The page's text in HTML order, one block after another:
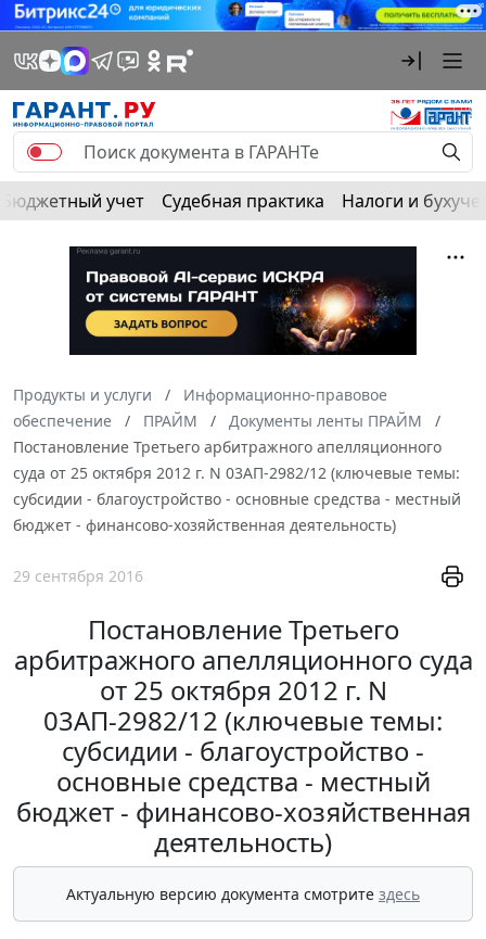
Бюджетный учет Судебная практика Налоги и
Продукты и услуги
Информационно-правовое
обеспечение
ПРАЙМ
Документы ленты ПРАЙМ
Постановление Третьего арбитражного апелляционного
суда от 25 октября 2012 г. N 03АП-2982/12 (ключевые темы:
субсидии - благоустройство - основные средства - местный
бюджет - финансово-хозяйственная деятельность)
29 сентября 2016
Постановление Третьего
арбитражного апелляционного суда
от 25 октября 2012 г. N
03АП-2982/12 (ключевые темы:
субсидии - благоустройство -
основные средства - местный
бюджет - финансово-хозяйственная
деятельность)
Актуальную версию документа смотрите здесь